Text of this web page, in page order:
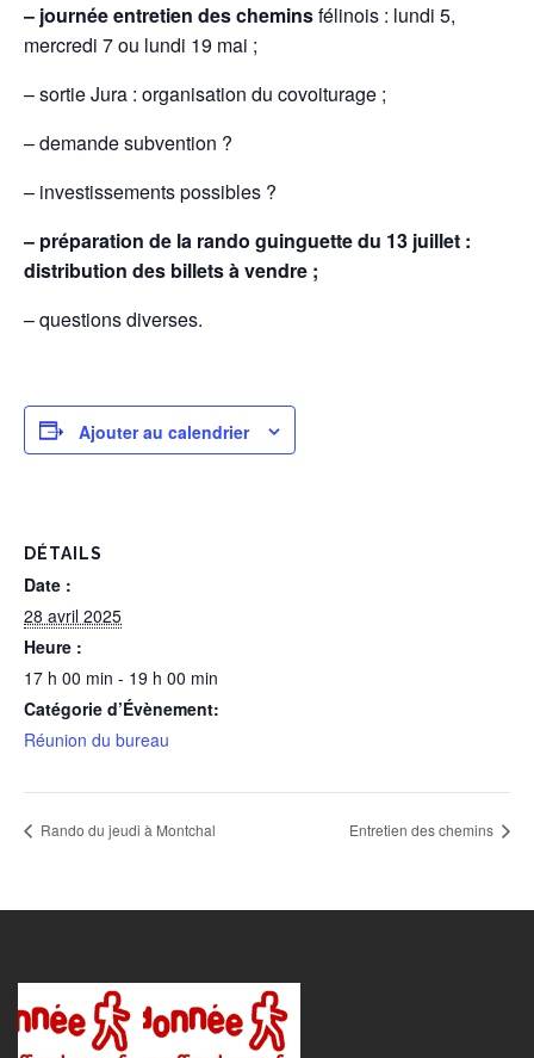
– journée entretien des cheminsfélinois : lundi 5,
mercredi 7 ou lundi 19 mai ;
– sortie Jura : organisation du covoiturage ;
– demande subvention ?
– investissements possibles ?
– préparation de la rando guinguette du 13 juillet :
distribution des billets à vendre ;
– questions diverses.
Ajouter au calendrier
DÉTAILS
Date :
28 avril 2025
Heure :
17 h 00 min - 19 h 00 min
Catégorie d’Évènement:
Réunion du bureau
Rando du jeudi à Montchal Entretien des chemins